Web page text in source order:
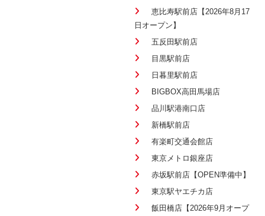
恵比寿駅前店【2026年8月17
日オープン】
五反田駅前店
目黒駅前店
日暮里駅前店
BIGBOX高田馬場店
品川駅港南口店
新橋駅前店
有楽町交通会館店
東京メトロ銀座店
赤坂駅前店【OPEN準備中】
東京駅ヤエチカ店
飯田橋店【2026年9月オープ